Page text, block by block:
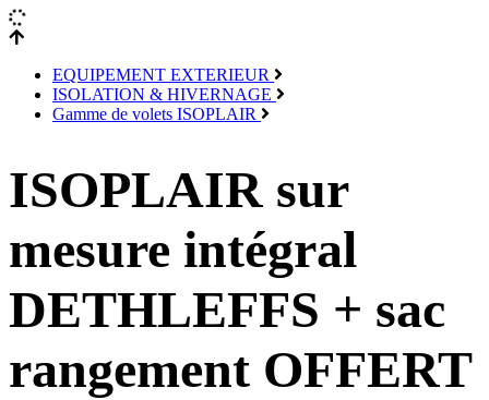
EQUIPEMENT EXTERIEUR
ISOLATION & HIVERNAGE
Gamme de volets ISOPLAIR
ISOPLAIR sur
mesure intégral
DETHLEFFS + sac
rangement OFFERT